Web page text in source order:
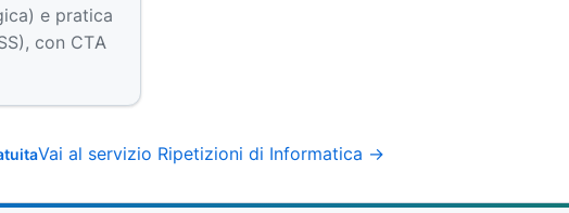
e pratica
con CTA
Vai al servizio Ripetizioni di Informatica →